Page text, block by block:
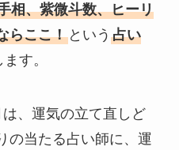
相、紫微斗数、ヒーリ
らここ！という 占い
ます。
、運気の立て直しど
の当たる占い師に、運